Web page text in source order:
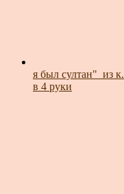
я был султан"_из
в 4 руки